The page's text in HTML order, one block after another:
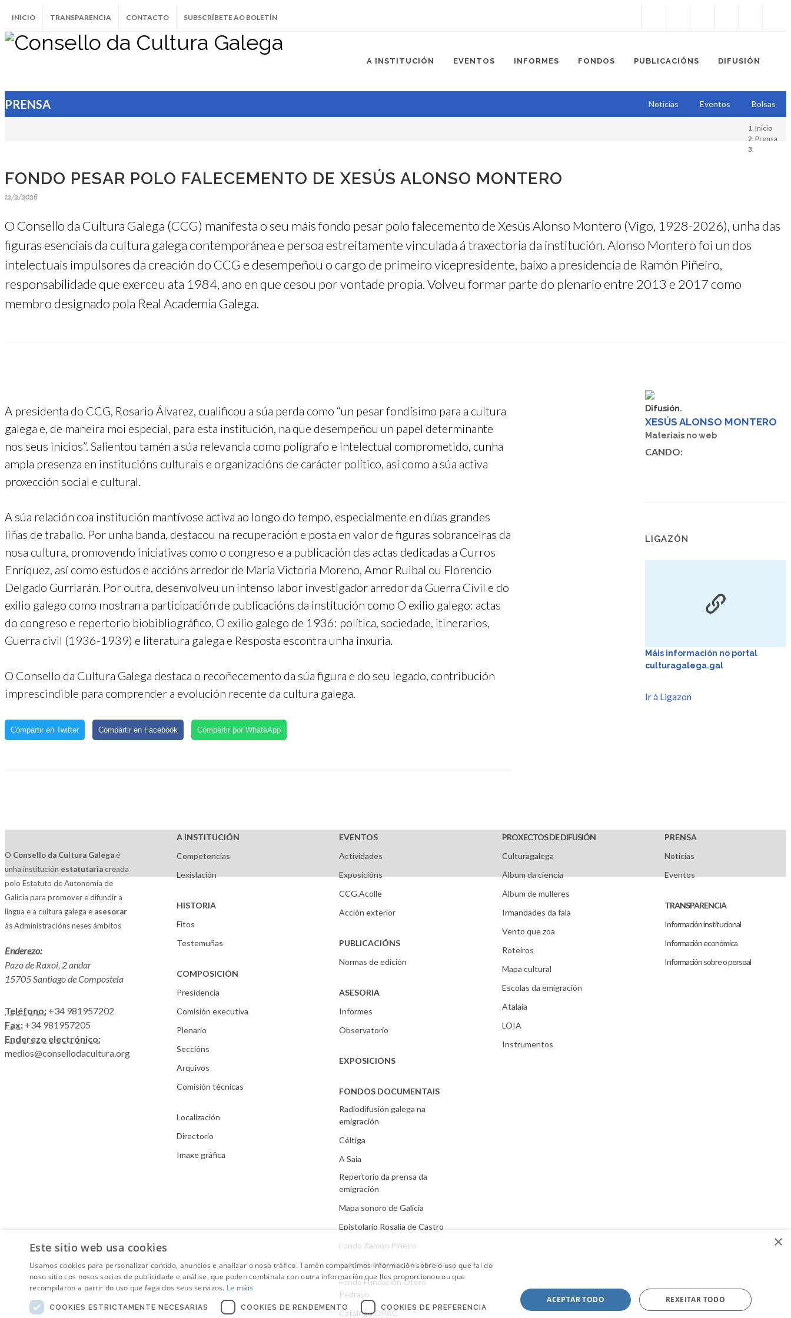
INICIO TRANSPARENCIA CONTACTO SUBSCRÍBETE AO BOLETÍN
A INSTITUCIÓN EVENTOS INFORMES FONDOS PUBLICACIÓNS DIFUSIÓN
PRENSA Noticias Eventos Bolsas
Inicio
Prensa
FONDO PESAR POLO FALECEMENTO DE XESÚS ALONSO MONTERO
12/2/2026
O Consello da Cultura Galega (CCG) manifesta o seu máis fondo pesar polo falecemento de Xesús Alonso Montero (Vigo, 1928-2026), unha das
figuras esenciais da cultura galega contemporánea e persoa estreitamente vinculada á traxectoria da institución. Alonso Montero foi un dos
intelectuais impulsores da creación do CCG e desempeñou o cargo de primeiro vicepresidente, baixo a presidencia de Ramón Piñeiro,
responsabilidade que exerceu ata 1984, ano en que cesou por vontade propia. Volveu formar parte do plenario entre 2013 e 2017 como
membro designado pola Real Academia Galega.
A presidenta do CCG, Rosario Álvarez, cualificou a súa perda como “un pesar fondísimo para a cultura
galega e, de maneira moi especial, para esta institución, na que desempeñou un papel determinante
nos seus inicios”. Salientou tamén a súa relevancia como polígrafo e intelectual comprometido, cunha
ampla presenza en institucións culturais e organizacións de carácter político, así como a súa activa
proxección social e cultural.
A súa relación coa institución mantívose activa ao longo do tempo, especialmente en dúas grandes
liñas de traballo. Por unha banda, destacou na recuperación e posta en valor de figuras sobranceiras da
nosa cultura, promovendo iniciativas como o congreso e a publicación das actas dedicadas a Curros
Enríquez, así como estudos e accións arredor de María Victoria Moreno, Amor Ruibal ou Florencio
Delgado Gurriarán. Por outra, desenvolveu un intenso labor investigador arredor da Guerra Civil e do
exilio galego como mostran a participación de publicacións da institución como O exilio galego: actas
do congreso e repertorio biobibliográfico, O exilio galego de 1936: política, sociedade, itinerarios,
Guerra civil (1936-1939) e literatura galega e Resposta escontra unha inxuria.
O Consello da Cultura Galega destaca o recoñecemento da súa figura e do seu legado, contribución
imprescindible para comprender a evolución recente da cultura galega.
Compartir en Twitter Compartir en Facebook Compartir por WhatsApp
Difusión.
XESÚS ALONSO MONTERO
Materiais no web
CANDO:
LIGAZÓN
Máis información no portal
culturagalega.gal
Ir á Ligazon
O Consello da Cultura Galega é
unha institución estatutariacreada
polo Estatuto de Autonomía de
Galicia para promover e difundir a
lingua e a cultura galega e asesorar
ás Administracións neses ámbitos
Enderezo:
Pazo de Raxoi, 2 andar
15705 Santiago de Compostela
Teléfono: +34 981957202
Fax: +34 981957205
Enderezo electrónico:
medios@consellodacultura.org
A INSTITUCIÓN
Competencias
Lexislación
HISTORIA
Fitos
Testemuñas
COMPOSICIÓN
Presidencia
Comisión executiva
Plenario
Seccións
Arquivos
Comisión técnicas
Localización
Directorio
Imaxe gráfica
EVENTOS
Actividades
Exposicións
CCG.Acolle
Acción exterior
PUBLICACIÓNS
Normas de edición
ASESORIA
Informes
Observatorio
EXPOSICIÓNS
FONDOS DOCUMENTAIS
Radiodifusión galega na
emigración
Céltiga
A Saia
Repertorio da prensa da
emigración
Mapa sonoro de Galicia
Epistolario Rosalía de Castro
Fondo Ramón Piñeiro
Fondo Fundación Luís Seoane
Fondo Fundación Otero
Pedrayo
Catálogo.OPAC
PROXECTOS DE DIFUSIÓN
Culturagalega
Álbum da ciencia
Álbum de mulleres
Irmandades da fala
Vento que zoa
Roteiros
Mapa cultural
Escolas da emigración
Atalaia
LOIA
Instrumentos
PRENSA
Noticias
Eventos
TRANSPARENCIA
Información institucional
Información económica
Información sobre o persoal
×
Este sitio web usa cookies
Usamos cookies para personalizar contido, anuncios e analizar o noso tráfico. Tamén compartimos información sobre o uso que fai do
noso sitio cos nosos socios de publicidade e análise, que poden combinala con outra información que lles proporcionou ou que
recompilaron a partir do uso que faga dos seus servizos. Le máis
COOKIES ESTRICTAMENTE NECESARIAS COOKIES DE RENDEMENTO COOKIES DE PREFERENCIA
ACEPTAR TODO REXEITAR TODO